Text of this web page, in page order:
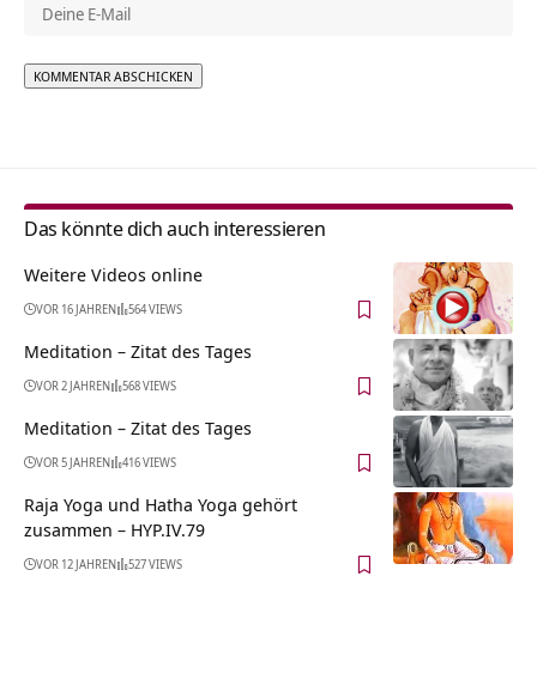
Das könnte dich auch interessieren
Weitere Videos online
VOR 16 JAHREN 564 VIEWS
Meditation – Zitat des Tages
VOR 2 JAHREN 568 VIEWS
Meditation – Zitat des Tages
VOR 5 JAHREN 416 VIEWS
Raja Yoga und Hatha Yoga gehört
zusammen – HYP.IV.79
VOR 12 JAHREN 527 VIEWS